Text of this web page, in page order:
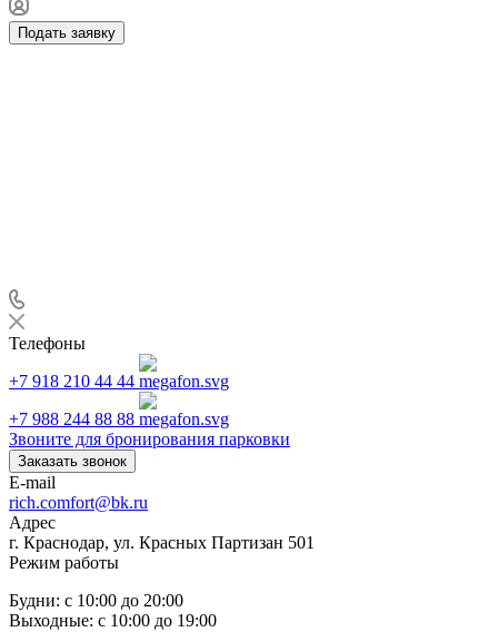
Подать заявку
Телефоны
+7 918 210 44 44
+7 988 244 88 88
Звоните для бронирования парковки
Заказать звонок
E-mail
rich.comfort@bk.ru
Адрес
г. Краснодар, ул. Красных Партизан 501
Режим работы
Будни: с 10:00 до 20:00
Выходные: с 10:00 до 19:00